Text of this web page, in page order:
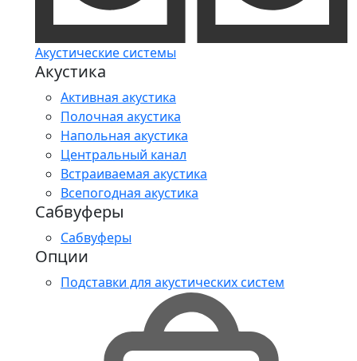
Акустические системы
Акустика
Активная акустика
Полочная акустика
Напольная акустика
Центральный канал
Встраиваемая акустика
Всепогодная акустика
Сабвуферы
Сабвуферы
Опции
Подставки для акустических систем